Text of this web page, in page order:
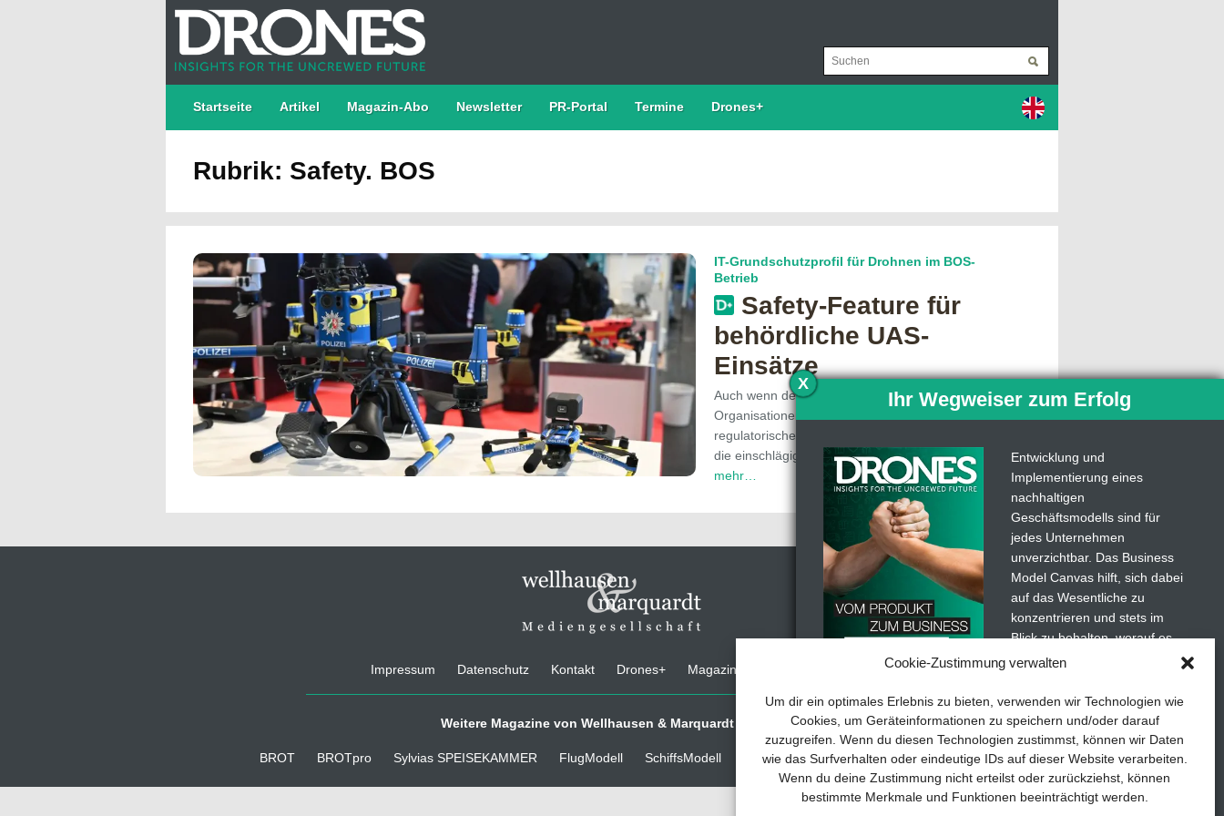
Cookie-Zustimmung verwalten
Um dir ein optimales Erlebnis zu bieten, verwenden wir Technologien wie
Cookies, um Geräteinformationen zu speichern und/oder darauf
zuzugreifen. Wenn du diesen Technologien zustimmst, können wir Daten
wie das Surfverhalten oder eindeutige IDs auf dieser Website verarbeiten.
Wenn du deine Zustimmung nicht erteilst oder zurückziehst, können
bestimmte Merkmale und Funktionen beeinträchtigt werden.
Startseite Artikel Magazin-Abo Newsletter PR-Portal Termine Drones+
Rubrik: Safety. BOS
IT-Grundschutzprofil für Drohnen im BOS-
Betrieb
Safety-Feature für
behördliche UAS-
Einsätze
Auch wenn der UAS-Betrieb bei Behörden und
Organisationen mit Sicherheitsaufgaben (BOS)
regulatorischen Erleichterungen unterliegt, müssen
die einschlägigen gesetzlichen, behördlichen und
mehr…
Impressum Datenschutz Kontakt Drones+ Magazin-Abo
Weitere Magazine von Wellhausen & Marquardt Medien
BROT BROTpro Sylvias SPEISEKAMMER FlugModell SchiffsModell TRUCKS & Details TEDDYS kreativ
X
Ihr Wegweiser zum Erfolg
Entwicklung und
Implementierung eines
nachhaltigen
Geschäftsmodells sind für
jedes Unternehmen
unverzichtbar. Das Business
Model Canvas hilft, sich dabei
auf das Wesentliche zu
konzentrieren und stets im
Blick zu behalten, worauf es
wirklich ankommt.
Abonnieren Sie unseren
kostenlosen Newsletter und
laden Sie den umfassenden
Leitfaden für KMU herunter:
„Vom Produkt zum Business:
Der Weg zum Erfolg mit dem